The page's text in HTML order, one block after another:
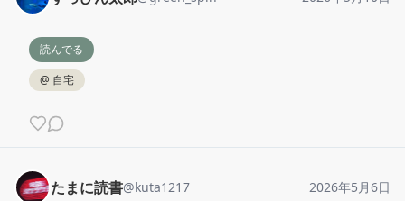
読んでる
@ 自宅
たまに読書@kuta1217 2026年5月6日